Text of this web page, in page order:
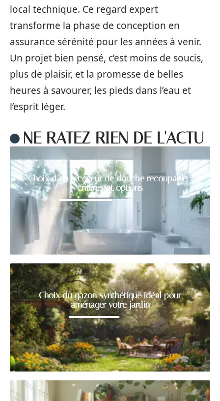
local technique. Ce regard expert
transforme la phase de conception en
assurance sérénité pour les années à venir.
Un projet bien pensé, c’est moins de soucis,
plus de plaisir, et la promesse de belles
heures à savourer, les pieds dans l’eau et
l’esprit léger.
NE RATEZ RIEN DE L'ACTU
Choix d’un receveur de douche recoupable :
critères et options
Choix du gazon synthétique idéal pour
aménager votre jardin